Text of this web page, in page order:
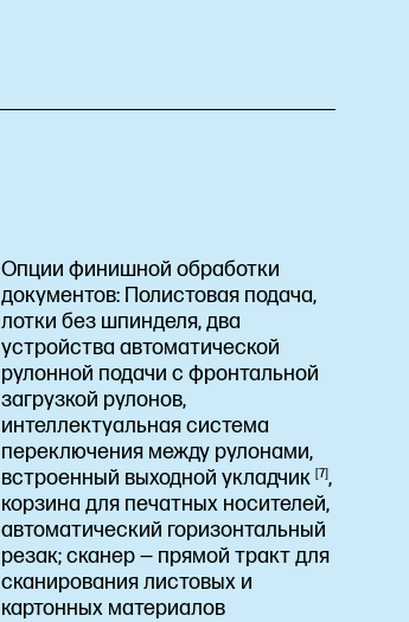
Опции финишной обработки
документов: Полистовая подача,
лотки без шпинделя, два
устройства автоматической
рулонной подачи с фронтальной
загрузкой рулонов,
интеллектуальная система
переключения между рулонами,
встроенный выходной укладчик 7 ,
корзина для печатных носителей,
автоматический горизонтальный
резак; сканер — прямой тракт для
сканирования листовых и
картонных материалов